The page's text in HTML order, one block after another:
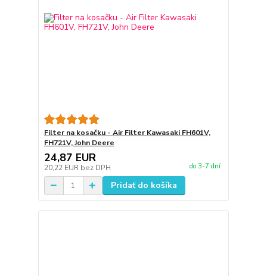
Filter na kosačku - Air Filter Kawasaki FH601V,
FH721V, John Deere
24,87 EUR
20,22 EUR bez DPH do 3-7 dní
Pridať do košíka